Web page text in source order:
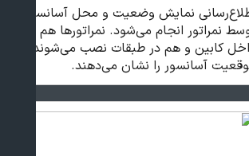
نمایش وضعیت و محل آسانسور
نمراتور انجام می‌شود. نمراتورها هم
کابین و هم در طبقات نصب می‌شوند و
آسانسور را نشان می‌دهند.